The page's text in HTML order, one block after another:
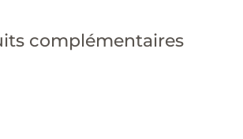
complémentaires